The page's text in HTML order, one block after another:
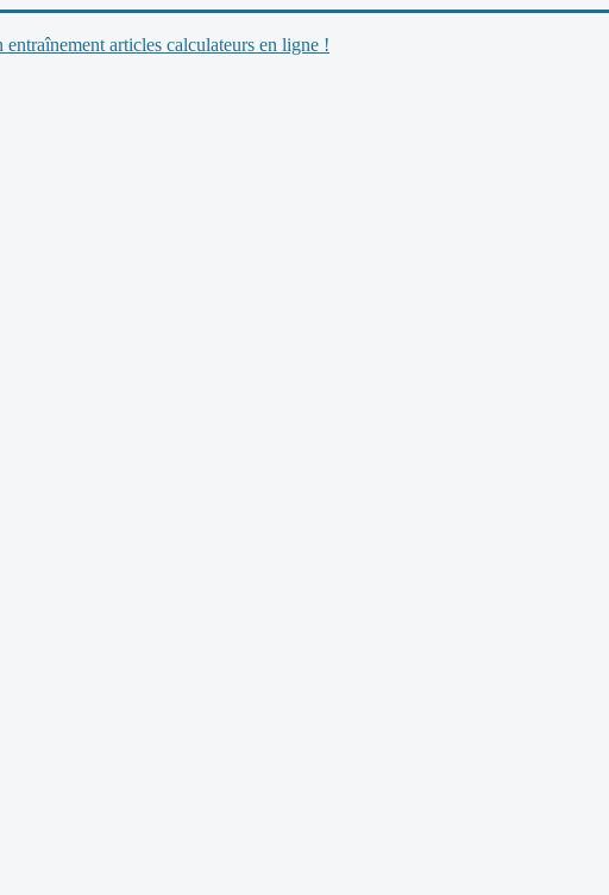
articles calculateurs en ligne !